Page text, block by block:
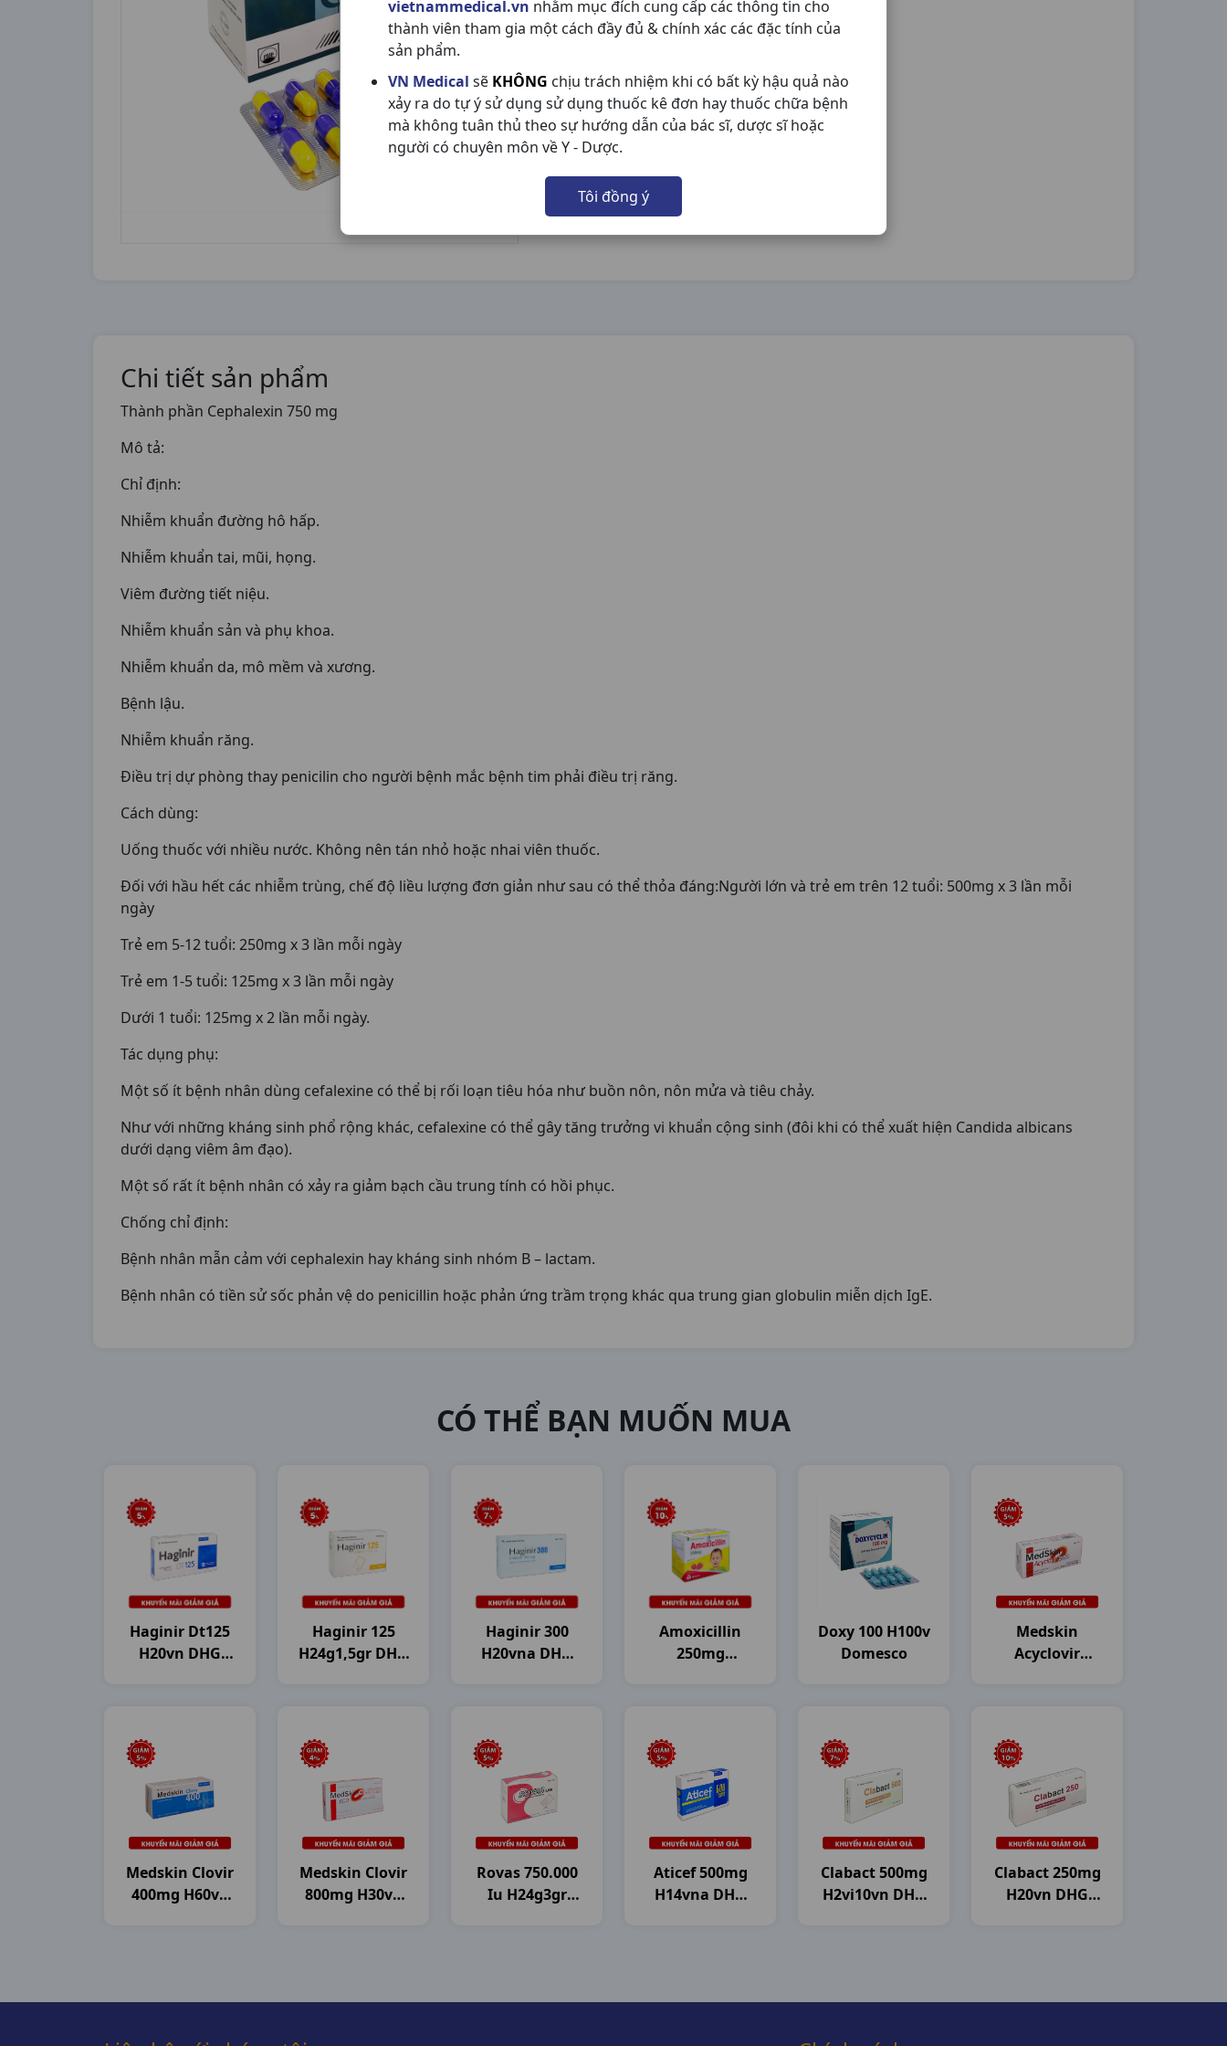
vietnammedical.vn nhằm mục đích cung cấp các thông tin cho
thành viên tham gia một cách đầy đủ & chính xác các đặc tính của
sản phẩm.
VN Medical sẽ KHÔNG chịu trách nhiệm khi có bất kỳ hậu quả nào
xảy ra do tự ý sử dụng sử dụng thuốc kê đơn hay thuốc chữa bệnh
mà không tuân thủ theo sự hướng dẫn của bác sĩ, dược sĩ hoặc
người có chuyên môn về Y - Dược.
Tôi đồng ý
Chi tiết sản phẩm
Thành phần Cephalexin 750 mg
Mô tả:
Chỉ định:
Nhiễm khuẩn đường hô hấp.
Nhiễm khuẩn tai, mũi, họng.
Viêm đường tiết niệu.
Nhiễm khuẩn sản và phụ khoa.
Nhiễm khuẩn da, mô mềm và xương.
Bệnh lậu.
Nhiễm khuẩn răng.
Ðiều trị dự phòng thay penicilin cho người bệnh mắc bệnh tim phải điều trị răng.
Cách dùng:
Uống thuốc với nhiều nước. Không nên tán nhỏ hoặc nhai viên thuốc.
Ðối với hầu hết các nhiễm trùng, chế độ liều lượng đơn giản như sau có thể thỏa đáng:Người lớn và trẻ em trên 12 tuổi: 500mg x 3 lần mỗi
ngày
Trẻ em 5-12 tuổi: 250mg x 3 lần mỗi ngày
Trẻ em 1-5 tuổi: 125mg x 3 lần mỗi ngày
Dưới 1 tuổi: 125mg x 2 lần mỗi ngày.
Tác dụng phụ:
Một số ít bệnh nhân dùng cefalexine có thể bị rối loạn tiêu hóa như buồn nôn, nôn mửa và tiêu chảy.
Như với những kháng sinh phổ rộng khác, cefalexine có thể gây tăng trưởng vi khuẩn cộng sinh (đôi khi có thể xuất hiện Candida albicans
dưới dạng viêm âm đạo).
Một số rất ít bệnh nhân có xảy ra giảm bạch cầu trung tính có hồi phục.
Chống chỉ định:
Bệnh nhân mẫn cảm với cephalexin hay kháng sinh nhóm B – lactam.
Bệnh nhân có tiền sử sốc phản vệ do penicillin hoặc phản ứng trầm trọng khác qua trung gian globulin miễn dịch IgE.
CÓ THỂ BẠN MUỐN MUA
Haginir Dt125
H20vn DHG
Haginir 125
H24g1,5gr DHG
Haginir 300
H20vna DHG
Amoxicillin
250mg
Doxy 100 H100v
Domesco
Medskin
Acyclovir
Medskin Clovir
400mg H60vn
Medskin Clovir
800mg H30vn
Rovas 750.000
Iu H24g3gr
Aticef 500mg
H14vna DHG
Clabact 500mg
H2vi10vn DHG
Clabact 250mg
H20vn DHG